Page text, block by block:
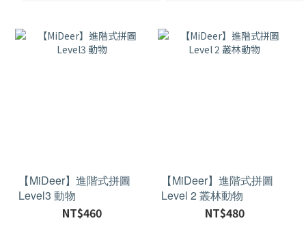
【MiDeer】進階式拼圖
Level3 動物
NT$460
【MiDeer】進階式拼圖
Level 2 叢林動物
NT$480